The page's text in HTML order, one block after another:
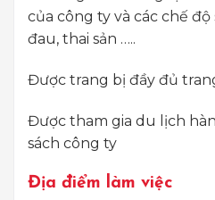
của công ty và các chế
đau, thai sản …..
Được trang bị đầy đủ
Được tham gia du lịch
sách công ty
Địa điểm làm việc